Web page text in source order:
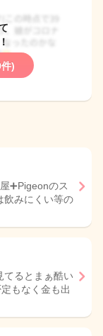
)
➕Pigeonのス
飲みにくい等の
てるとまぁ酷い
もなく金も出